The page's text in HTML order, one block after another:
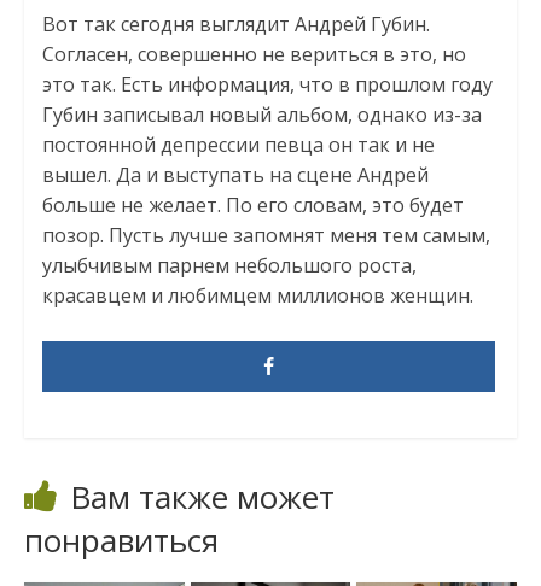
Вот так сегодня выглядит Андрей Губин.
Согласен, совершенно не вериться в это, но
это так. Есть информация, что в прошлом году
Губин записывал новый альбом, однако из-за
постоянной депрессии певца он так и не
вышел. Да и выступать на сцене Андрей
больше не желает. По его словам, это будет
позор. Пусть лучше запомнят меня тем самым,
улыбчивым парнем небольшого роста,
красавцем и любимцем миллионов женщин.
Вам также может
понравиться